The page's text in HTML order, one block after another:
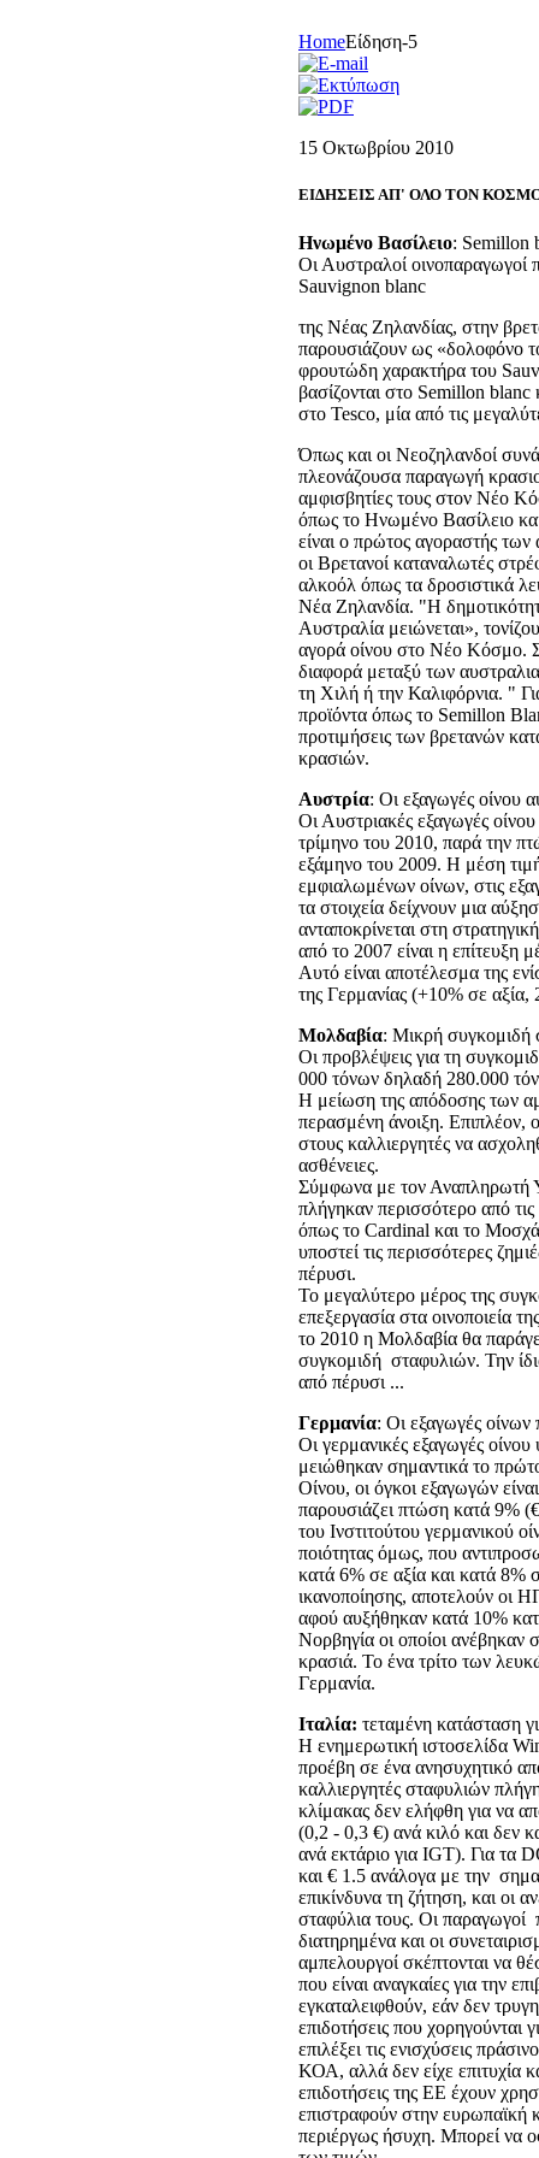
HomeΕίδηση-5
15 Οκτωβρίου 2010
ΕΙΔΗΣΕΙΣ ΑΠ' ΟΛΟ ΤΟΝ
Ηνωμένο Βασίλειο: Semillon
Οι Αυστραλοί οινοπαραγωγοί
Sauvignon blanc
της Νέας Ζηλανδίας, στην
παρουσιάζουν ως «δολοφόνο
φρουτώδη χαρακτήρα του
βασίζονται στο Semillon blanc
στο Tesco, μία από τις
Όπως και οι Νεοζηλανδοί
πλεονάζουσα παραγωγή
αμφισβητίες τους στον Νέο
όπως το Ηνωμένο Βασίλειο
είναι ο πρώτος αγοραστής
οι Βρετανοί καταναλωτές
αλκοόλ όπως τα δροσιστικά
Νέα Ζηλανδία. "Η
Αυστραλία μειώνεται»,
αγορά οίνου στο Νέο Κόσμο.
διαφορά μεταξύ των
τη Χιλή ή την Καλιφόρνια. "
προϊόντα όπως το Semillon
προτιμήσεις των βρετανών
κρασιών.
Αυστρία: Οι εξαγωγές οίνου
Οι Αυστριακές εξαγωγές
τρίμηνο του 2010, παρά την
εξάμηνο του 2009. Η μέση
εμφιαλωμένων οίνων, στις
τα στοιχεία δείχνουν μια
ανταποκρίνεται στη
από το 2007 είναι η επίτευξη
Αυτό είναι αποτέλεσμα της
της Γερμανίας (+10% σε αξία,
Μολδαβία: Μικρή συγκομιδή
Οι προβλέψεις για τη
000 τόνων δηλαδή 280.000
Η μείωση της απόδοσης των
περασμένη άνοιξη. Επιπλέον,
στους καλλιεργητές να
ασθένειες.
Σύμφωνα με τον Αναπληρωτή
πλήγηκαν περισσότερο από τις
όπως το Cardinal και το
υποστεί τις περισσότερες
πέρυσι.
Το μεγαλύτερο μέρος της
επεξεργασία στα οινοποιεία
το 2010 η Μολδαβία θα
συγκομιδή σταφυλιών. Την
από πέρυσι ...
Γερμανία: Οι εξαγωγές οίνων
Οι γερμανικές εξαγωγές
μειώθηκαν σημαντικά το
Οίνου, οι όγκοι εξαγωγών
παρουσιάζει πτώση κατά 9%
του Ινστιτούτου γερμανικού
ποιότητας όμως, που
κατά 6% σε αξία και κατά 8%
ικανοποίησης, αποτελούν οι
αφού αυξήθηκαν κατά 10%
Νορβηγία οι οποίοι ανέβηκαν
κρασιά. Το ένα τρίτο των
Γερμανία.
Ιταλία: τεταμένη κατάσταση
Η ενημερωτική ιστοσελίδα
προέβη σε ένα ανησυχητικό
καλλιεργητές σταφυλιών
κλίμακας δεν ελήφθη για να
(0,2 - 0,3 €) ανά κιλό και δεν
ανά εκτάριο για IGT). Για τα
και € 1.5 ανάλογα με την
επικίνδυνα τη ζήτηση, και οι
σταφύλια τους. Οι παραγωγοί
διατηρημένα και οι
αμπελουργοί σκέπτονται να
που είναι αναγκαίες για την
εγκαταλειφθούν, εάν δεν
επιδοτήσεις που
επιλέξει τις ενισχύσεις
ΚΟΑ, αλλά δεν είχε επιτυχία
επιδοτήσεις της ΕΕ έχουν
επιστραφούν στην ευρωπαϊκή
περιέργως ήσυχη. Μπορεί να